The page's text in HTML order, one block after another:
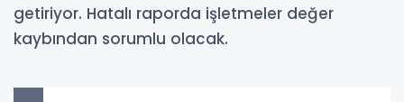
getiriyor. Hatalı raporda işletmeler değer
kaybından sorumlu olacak.